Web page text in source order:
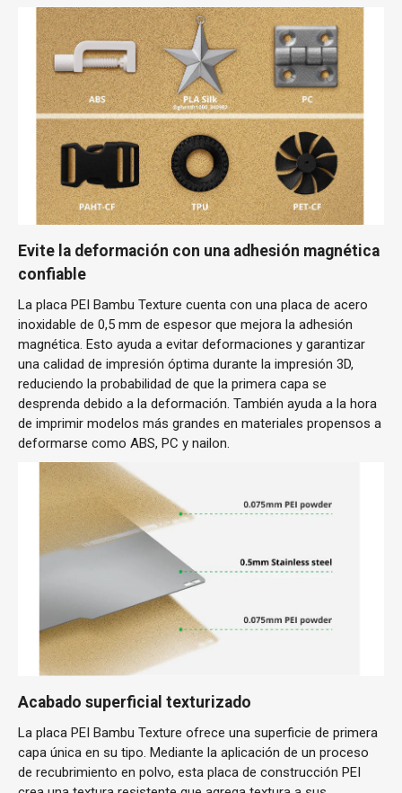
Evite la deformación con una adhesión magnética
confiable
La placa PEI Bambu Texture cuenta con una placa de acero
inoxidable de 0,5 mm de espesor que mejora la adhesión
magnética. Esto ayuda a evitar deformaciones y garantizar
una calidad de impresión óptima durante la impresión 3D,
reduciendo la probabilidad de que la primera capa se
desprenda debido a la deformación. También ayuda a la hora
de imprimir modelos más grandes en materiales propensos a
deformarse como ABS, PC y nailon.
Acabado superficial texturizado
La placa PEI Bambu Texture ofrece una superficie de primera
capa única en su tipo. Mediante la aplicación de un proceso
de recubrimiento en polvo, esta placa de construcción PEI